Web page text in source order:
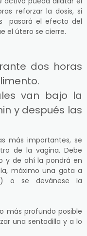
reforzar la dosis, si
pasará el efecto del
el útero se cierre.
dos horas
van bajo la
y después las
más importantes, se
de la vagina. Debe
y de ahí la pondrá en
máximo una gota a
o se devánese la
más profundo posible
una sentadilla y a lo